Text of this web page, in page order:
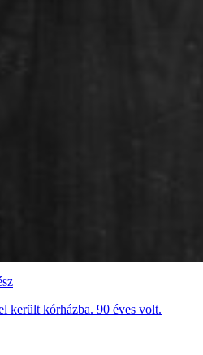
került kórházba. 90 éves volt.